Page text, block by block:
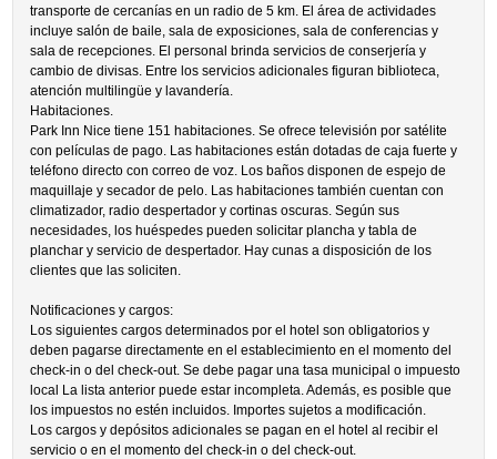
transporte de cercanías en un radio de 5 km. El área de actividades
incluye salón de baile, sala de exposiciones, sala de conferencias y
sala de recepciones. El personal brinda servicios de conserjería y
cambio de divisas. Entre los servicios adicionales figuran biblioteca,
atención multilingüe y lavandería.
Habitaciones.
Park Inn Nice tiene 151 habitaciones. Se ofrece televisión por satélite
con películas de pago. Las habitaciones están dotadas de caja fuerte y
teléfono directo con correo de voz. Los baños disponen de espejo de
maquillaje y secador de pelo. Las habitaciones también cuentan con
climatizador, radio despertador y cortinas oscuras. Según sus
necesidades, los huéspedes pueden solicitar plancha y tabla de
planchar y servicio de despertador. Hay cunas a disposición de los
clientes que las soliciten.
Notificaciones y cargos:
Los siguientes cargos determinados por el hotel son obligatorios y
deben pagarse directamente en el establecimiento en el momento del
check-in o del check-out. Se debe pagar una tasa municipal o impuesto
local La lista anterior puede estar incompleta. Además, es posible que
los impuestos no estén incluidos. Importes sujetos a modificación.
Los cargos y depósitos adicionales se pagan en el hotel al recibir el
servicio o en el momento del check-in o del check-out.